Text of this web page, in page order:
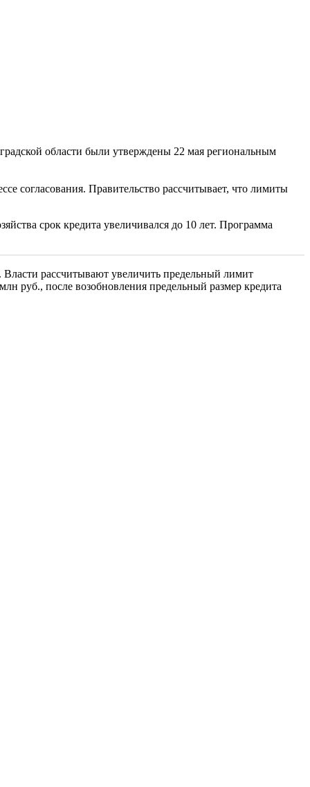
области были утверждены 22 мая региональным
согласования. Правительство рассчитывает, что лимиты
срок кредита увеличивался до 10 лет. Программа
Власти рассчитывают увеличить предельный лимит
руб., после возобновления предельный размер кредита